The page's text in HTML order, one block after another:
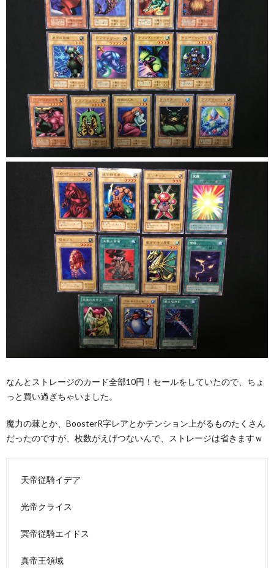
なんとストレージのカード全部10円！セールをしていたので、ちょ
っと買い過ぎちゃいました。
魔力の棘とか、BoosterR字レアとかテンション上がるものたくさん
だったのですが、枚数がえげつないんで、ストレージは省きますｗ
天帝従騎イデア
光帝クライス
冥帝従騎エイドス
真帝王領域